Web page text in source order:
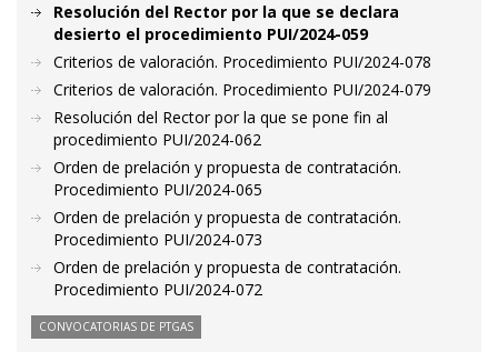
Resolución del Rector por la que se declara
desierto el procedimiento PUI/2024-059
Criterios de valoración. Procedimiento PUI/2024-078
Criterios de valoración. Procedimiento PUI/2024-079
Resolución del Rector por la que se pone fin al
procedimiento PUI/2024-062
Orden de prelación y propuesta de contratación.
Procedimiento PUI/2024-065
Orden de prelación y propuesta de contratación.
Procedimiento PUI/2024-073
Orden de prelación y propuesta de contratación.
Procedimiento PUI/2024-072
CONVOCATORIAS DE PTGAS